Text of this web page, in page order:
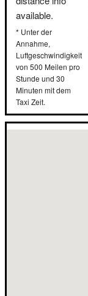
available.
* Unter der
Annahme,
Luftgeschwindigkeit
von 500 Meilen pro
Stunde und 30
Minuten mit dem
Taxi Zeit.